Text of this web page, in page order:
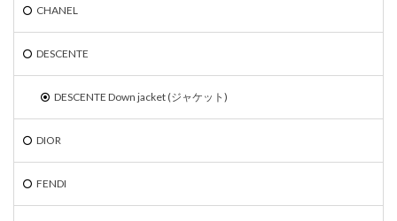
CHANEL
DESCENTE
DESCENTE Down jacket (ジャケット)
DIOR
FENDI